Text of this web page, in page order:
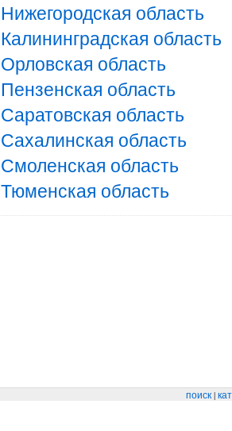
Нижегородская область
Калининградская область
Орловская область
Пензенская область
Саратовская область
Сахалинская область
Смоленская область
Тюменская область
поиск|